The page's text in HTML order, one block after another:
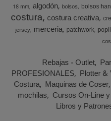
18 mm algodón bolsos bolsos
costura costura creativa
jersey merceria patchwork
Rebajas - Outlet
PROFESIONALES Plotter &
Costura Maquinas de Coser
mochilas Cursos On-Line
Libros y